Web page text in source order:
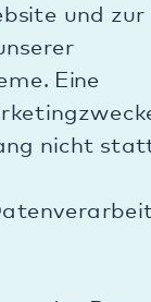
der
(Piwik),